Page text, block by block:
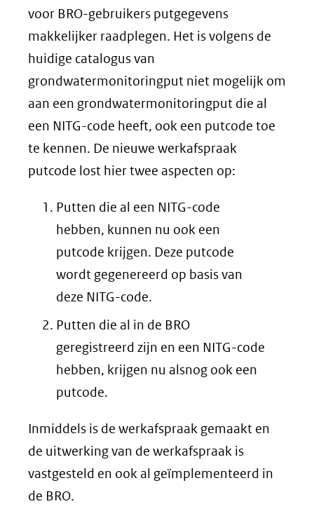
voor BRO-gebruikers putgegevens
makkelijker raadplegen. Het is volgens de
huidige catalogus van
grondwatermonitoringput niet mogelijk om
aan een grondwatermonitoringput die al
een NITG-code heeft, ook een putcode toe
te kennen. De nieuwe werkafspraak
putcode lost hier twee aspecten op:
Putten die al een NITG-code
hebben, kunnen nu ook een
putcode krijgen. Deze putcode
wordt gegenereerd op basis van
deze NITG-code.
Putten die al in de BRO
geregistreerd zijn en een NITG-code
hebben, krijgen nu alsnog ook een
putcode.
Inmiddels is de werkafspraak gemaakt en
de uitwerking van de werkafspraak is
vastgesteld en ook al geïmplementeerd in
de BRO.